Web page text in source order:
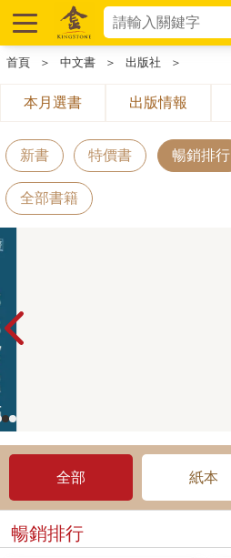
首頁 ＞ 中文書 ＞ 出版社 ＞
本月選書 出版情報
新書 特價書 暢銷排行
全部書籍
全部 紙本
暢銷排行